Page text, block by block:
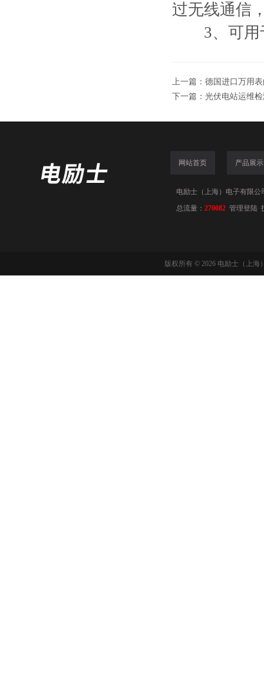
过无线通信
3、可用
上一篇： 德国进口万用
下一篇： 光伏电站运维
网站首页 产品展示
电励士（上海）电子有限公
总流量： 270082 管理登陆
版权所有 © 2026 电励士（上